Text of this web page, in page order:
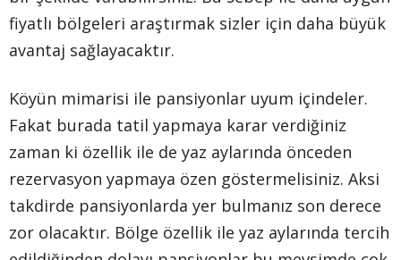
fiyatlı bölgeleri araştırmak sizler için daha büyük
avantaj sağlayacaktır.
Köyün mimarisi ile pansiyonlar uyum içindeler.
Fakat burada tatil yapmaya karar verdiğiniz
zaman ki özellik ile de yaz aylarında önceden
rezervasyon yapmaya özen göstermelisiniz. Aksi
takdirde pansiyonlarda yer bulmanız son derece
zor olacaktır. Bölge özellik ile yaz aylarında tercih